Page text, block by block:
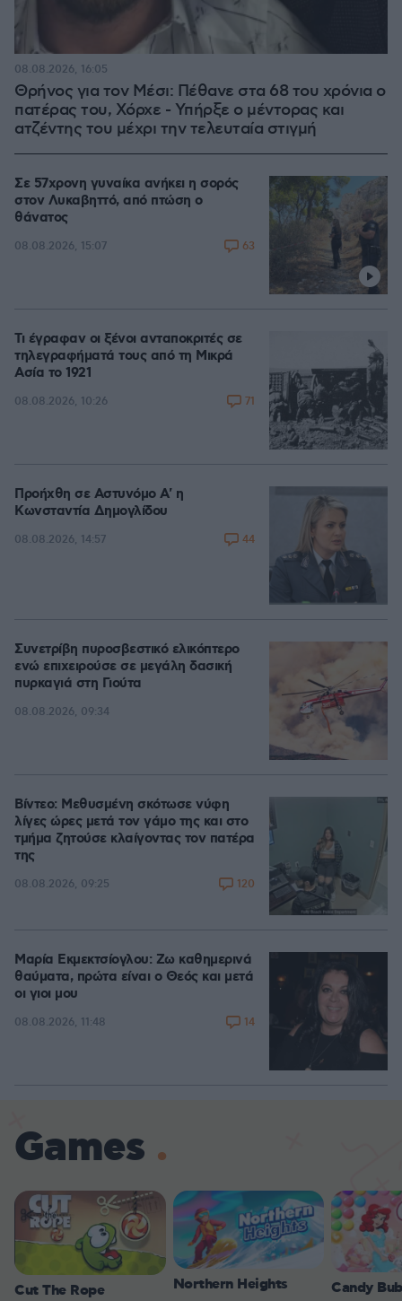
Θρήνος για τον Μέσι: Πέθανε στα 68 του χρόνια ο
πατέρας του, Χόρχε - Υπήρξε ο μέντορας και
ατζέντης του μέχρι την τελευταία στιγμή
08.08.2026, 16:05
Σε 57χρονη γυναίκα ανήκει η σορός
στον Λυκαβηττό, από πτώση ο
θάνατος
08.08.2026, 15:07 63
Τι έγραφαν οι ξένοι ανταποκριτές σε
τηλεγραφήματά τους από τη Μικρά
Ασία το 1921
08.08.2026, 10:26 71
Προήχθη σε Αστυνόμο Α' η
Κωνσταντία Δημογλίδου
08.08.2026, 14:57 44
Συνετρίβη πυροσβεστικό ελικόπτερο
ενώ επιχειρούσε σε μεγάλη δασική
πυρκαγιά στη Γιούτα
08.08.2026, 09:34
Βίντεο: Μεθυσμένη σκότωσε νύφη
λίγες ώρες μετά τον γάμο της και στο
τμήμα ζητούσε κλαίγοντας τον πατέρα
της
08.08.2026, 09:25 120
Μαρία Εκμεκτσίογλου: Ζω καθημερινά
θαύματα, πρώτα είναι ο Θεός και μετά
οι γιοι μου
08.08.2026, 11:48 14
Games
Cut The Rope Northern Heights Candy